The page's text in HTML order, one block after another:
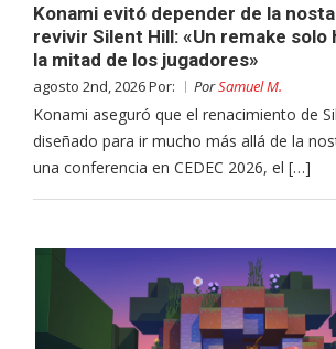
Konami evitó depender de la
revivir Silent Hill: «Un remake solo
la mitad de los jugadores»
agosto 2nd, 2026 Por: PorSamuel M.
Konami aseguró que el renacimiento de
diseñado para ir mucho más allá de la
una conferencia en CEDEC 2026, el […]